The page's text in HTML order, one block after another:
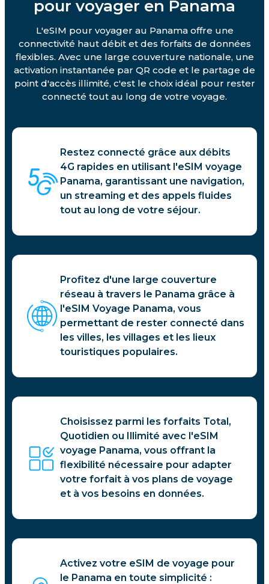
pour voyager en Panama
L'eSIM pour voyager au Panama offre une
connectivité haut débit et des forfaits de données
flexibles. Avec une large couverture nationale, une
activation instantanée par QR code et le partage de
point d'accès illimité, c'est le choix idéal pour rester
connecté tout au long de votre voyage.
Restez connecté grâce aux débits
4G rapides en utilisant l'eSIM voyage
Panama, garantissant une navigation,
un streaming et des appels fluides
tout au long de votre séjour.
Profitez d'une large couverture
réseau à travers le Panama grâce à
l'eSIM Voyage Panama, vous
permettant de rester connecté dans
les villes, les villages et les lieux
touristiques populaires.
Choisissez parmi les forfaits Total,
Quotidien ou Illimité avec l'eSIM
voyage Panama, vous offrant la
flexibilité nécessaire pour adapter
votre forfait à vos plans de voyage
et à vos besoins en données.
Activez votre eSIM de voyage pour
le Panama en toute simplicité :